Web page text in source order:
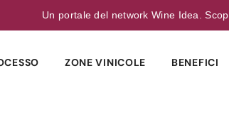
Un portale del network Wine Idea.
ZONE VINICOLE BENEFICI